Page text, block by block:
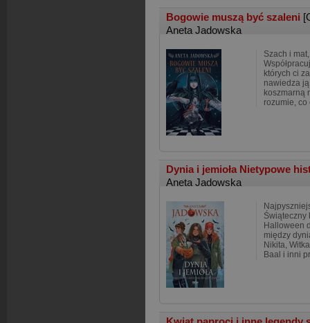
Bogowie muszą być szaleni
Aneta Jadowska
Szach i
których ci
nawiedza
koszmarną
rozumie, co
Dynia i jemioła Nietypowe
Aneta Jadowska
Świąteczny
Halloween
między
Nikita,
Baal i inni